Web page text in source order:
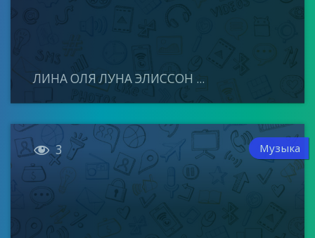
ЛИНА ОЛЯ ЛУНА ЭЛИССОН ...
 3 Музыка